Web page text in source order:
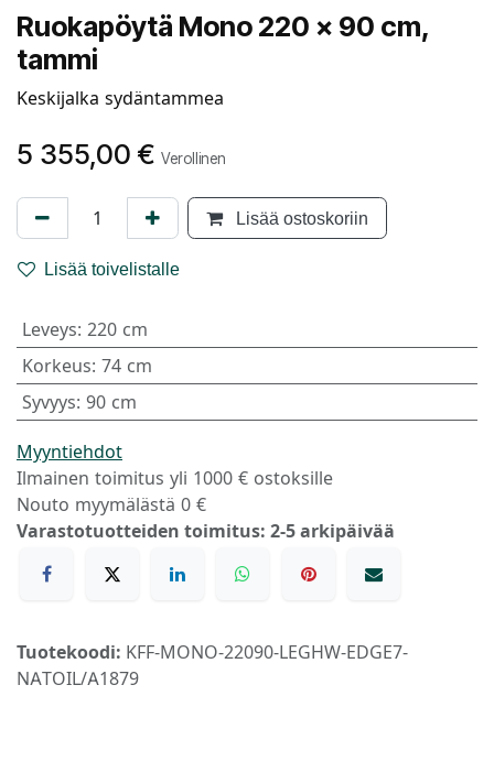
Ruokapöytä Mono 220 x 90 cm,
tammi
Keskijalka sydäntammea
5 355,00 € Verollinen
Lisää ostoskoriin
Lisää toivelistalle
Leveys: 220 cm
Korkeus: 74 cm
Syvyys: 90 cm
Myyntiehdot
Ilmainen toimitus yli 1000 € ostoksille
Nouto myymälästä 0 €
Varastotuotteiden toimitus: 2-5 arkipäivää
Tuotekoodi: KFF-MONO-22090-LEGHW-EDGE7-
NATOIL/A1879